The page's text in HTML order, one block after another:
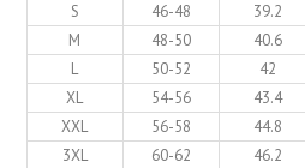
S
46-48 39.2
M
48-50 40.6
L
50-52 42
XL
54-56 43.4
XXL
56-58 44.8
3XL
60-62 46.2